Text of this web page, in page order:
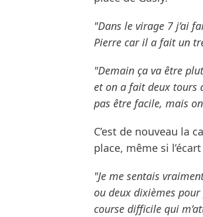
"Dans le virage 7 j’ai
Pierre car il a fait un
"Demain ça va être
et on a fait deux tours
pas être facile, mais
C’est de nouveau la
place, même si
"Je me sentais
ou deux dixièmes pour
course difficile qui